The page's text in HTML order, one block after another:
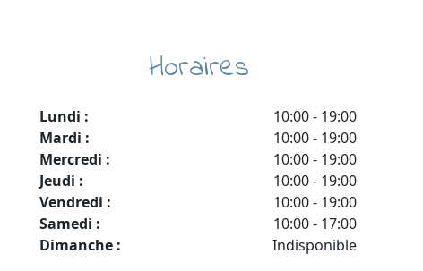
Horaires
Lundi : 10:00- 19:00
Mardi :
10:00- 19:00
Mercredi :
10:00- 19:00
Jeudi :
10:00- 19:00
Vendredi :
10:00- 19:00
Samedi :
10:00- 17:00
Dimanche :
Indisponible